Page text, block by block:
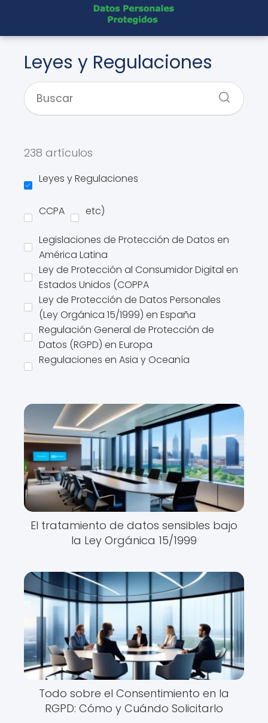
Leyes y Regulaciones
238 artículos
Leyes y Regulaciones
CCPA etc)
Legislaciones de Protección de Datos en
América Latina
Ley de Protección al Consumidor Digital en
Estados Unidos (COPPA
Ley de Protección de Datos Personales
(Ley Orgánica 15/1999) en España
Regulación General de Protección de
Datos (RGPD) en Europa
Regulaciones en Asia y Oceanía
El tratamiento de datos sensibles bajo
la Ley Orgánica 15/1999
Todo sobre el Consentimiento en la
RGPD: Cómo y Cuándo Solicitarlo